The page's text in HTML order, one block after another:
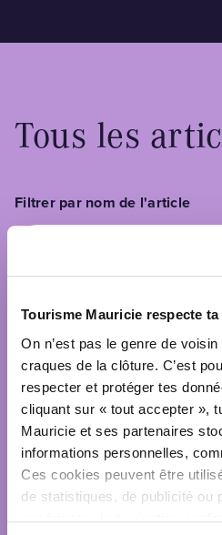
Tourisme Mauricie respecte
On n’est pas le genre de
craques de la clôture. C’est
respecter et protéger tes
cliquant sur « tout accepter »,
Mauricie et ses partenaires
informations personnelles,
Ces cookies peuvent être
de statistiques, de publicité ou
Tous les
Filtrer par nom de l'article
Choisis une ou des
QUOI FAIRE Tout
Activités familiales et
Activités hivernales
Centres de ski
Filtrer par MRC
Choisis une ou des MRC
Maskinongé
Réinitialiser les filtres